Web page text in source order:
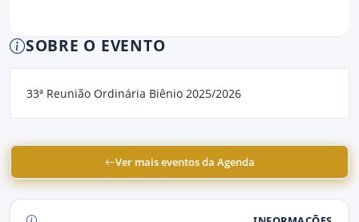
SOBRE O EVENTO
33ª Reunião Ordinária Biênio 2025/2026
Ver mais eventos da Agenda